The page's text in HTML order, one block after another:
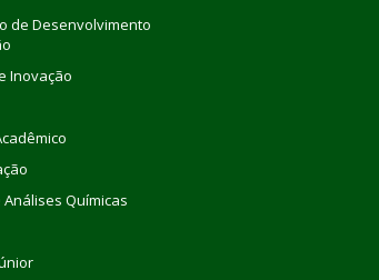
de Desenvolvimento
Inovação
Químicas